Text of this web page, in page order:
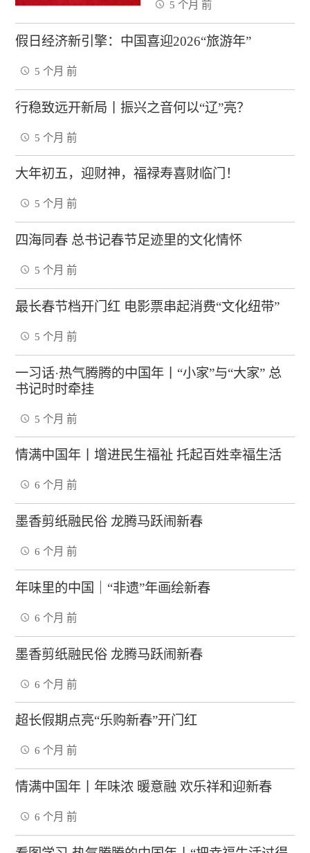
5 个月 前
假日经济新引擎：中国喜迎2026“旅游年”
5 个月 前
行稳致远开新局丨振兴之音何以“辽”亮？
5 个月 前
大年初五，迎财神，福禄寿喜财临门！
5 个月 前
四海同春 总书记春节足迹里的文化情怀
5 个月 前
最长春节档开门红 电影票串起消费“文化纽带”
5 个月 前
一习话·热气腾腾的中国年丨“小家”与“大家” 总
书记时时牵挂
5 个月 前
情满中国年丨增进民生福祉 托起百姓幸福生活
6 个月 前
墨香剪纸融民俗 龙腾马跃闹新春
6 个月 前
年味里的中国｜“非遗”年画绘新春
6 个月 前
墨香剪纸融民俗 龙腾马跃闹新春
6 个月 前
超长假期点亮“乐购新春”开门红
6 个月 前
情满中国年丨年味浓 暖意融 欢乐祥和迎新春
6 个月 前